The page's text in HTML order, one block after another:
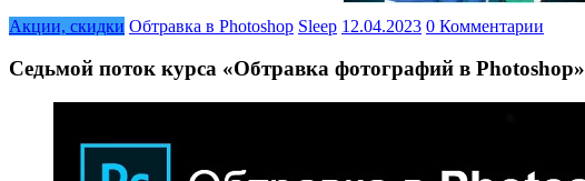
Акции, скидки Обтравка в Photoshop Sleep 12.04.2023 0 Комментарии
Седьмой поток курса «Обтравка фотографий в Photoshop»